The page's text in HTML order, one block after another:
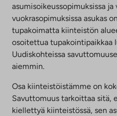
asumisoikeussopimuksissa
vuokrasopimuksissa asukas
tupakoimatta kiinteistön
osoitettua tupakointipaikkaa
Uudiskohteissa
aiemmin.
Osa kiinteistöistämme on
Savuttomuus tarkoittaa sitä,
kiellettyä kiinteistössä, sen